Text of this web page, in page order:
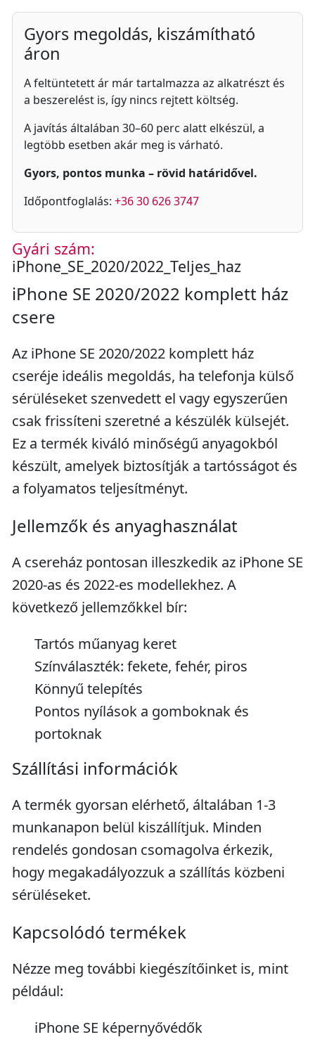
Gyors megoldás, kiszámítható
áron
A feltüntetett ár már tartalmazza az alkatrészt és
a beszerelést is, így nincs rejtett költség.
A javítás általában 30–60 perc alatt elkészül, a
legtöbb esetben akár meg is várható.
Gyors, pontos munka – rövid határidővel.
Időpontfoglalás: +36 30 626 3747
Gyári szám:
iPhone_SE_2020/2022_Teljes_haz
iPhone SE 2020/2022 komplett ház
csere
Az iPhone SE 2020/2022 komplett ház
cseréje ideális megoldás, ha telefonja külső
sérüléseket szenvedett el vagy egyszerűen
csak frissíteni szeretné a készülék külsejét.
Ez a termék kiváló minőségű anyagokból
készült, amelyek biztosítják a tartósságot és
a folyamatos teljesítményt.
Jellemzők és anyaghasználat
A csereház pontosan illeszkedik az iPhone SE
2020-as és 2022-es modellekhez. A
következő jellemzőkkel bír:
Tartós műanyag keret
Színválaszték: fekete, fehér, piros
Könnyű telepítés
Pontos nyílások a gomboknak és
portoknak
Szállítási információk
A termék gyorsan elérhető, általában 1-3
munkanapon belül kiszállítjuk. Minden
rendelés gondosan csomagolva érkezik,
hogy megakadályozzuk a szállítás közbeni
sérüléseket.
Kapcsolódó termékek
Nézze meg további kiegészítőinket is, mint
például:
iPhone SE képernyővédők